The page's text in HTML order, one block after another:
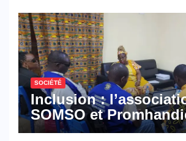
SOCIÉTÉ
Inclusion :
SOMSO et
militent en faveur